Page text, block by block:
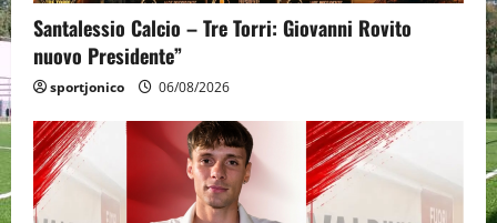
Santalessio Calcio – Tre Torri: Giovanni Rovito
nuovo Presidente”
sportjonico 06/08/2026